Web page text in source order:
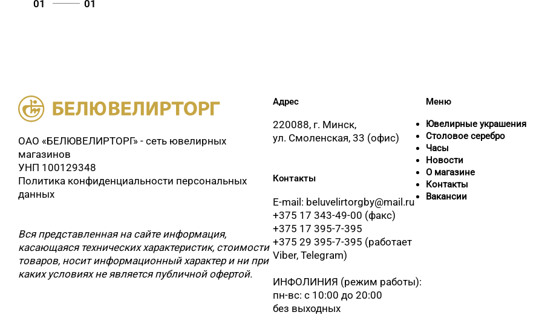
8 (017) 238-83-81
8 (017) 236-40-02
01 01
ОАО «БЕЛЮВЕЛИРТОРГ» - сеть ювелирных
магазинов
УНП 100129348
Политика конфиденциальности персональных
данных
Вся представленная на сайте информация,
касающаяся технических характеристик, стоимости
товаров, носит информационный характер и ни при
каких условиях не является публичной офертой.
Адрес
220088, г. Минск,
ул. Смоленская, 33 (офис)
Контакты
E-mail: beluvelirtorgby@mail.ru
+375 17 343-49-00 (факс)
+375 17 395-7-395
+375 29 395-7-395 (работает
Viber, Telegram)
ИНФОЛИНИЯ (режим работы):
пн-вс: с 10:00 до 20:00
без выходных
Меню
Ювелирные украшения
Столовое серебро
Часы
Новости
О магазине
Контакты
Вакансии